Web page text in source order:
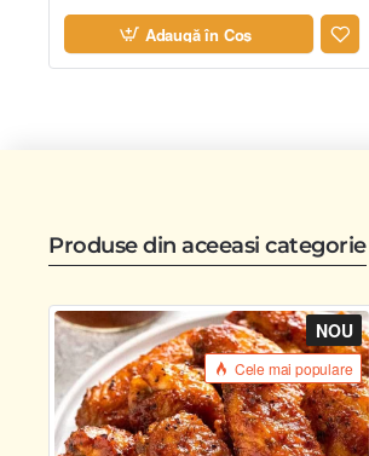
Adaugă în Coş
Produse din aceeasi categorie
NOU
Cele mai populare